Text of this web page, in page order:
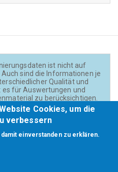
ist nicht auf
sind die Informationen je
Qualität und
für Auswertungen und
zu berücksichtigen.
sind - wenn nicht anders
unterCC BY 4.0(Creator:
Cookies, um die
verbessern
einverstanden zu erklären.